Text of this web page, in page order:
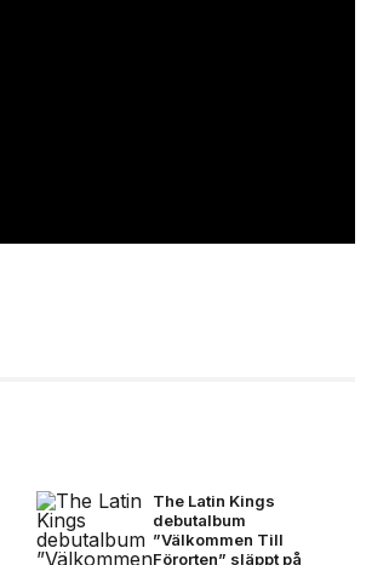
The Latin Kings
debutalbum
”Välkommen Till
Förorten” släppt på